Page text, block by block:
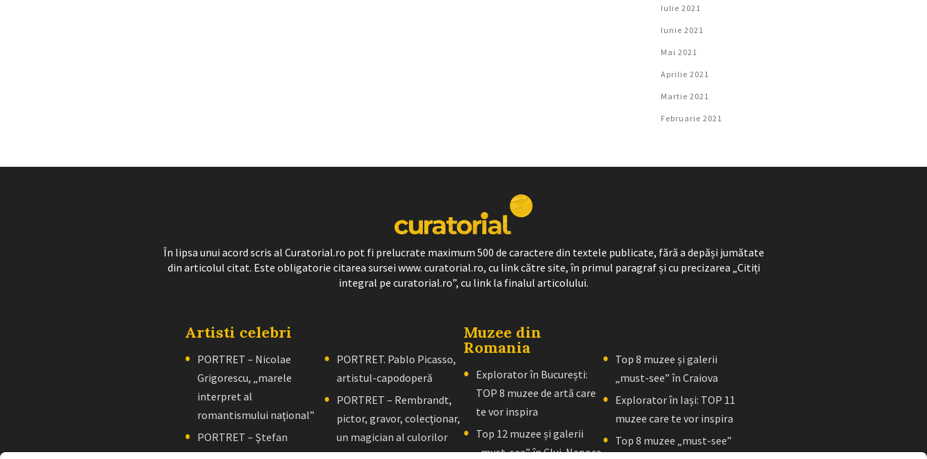
Iulie 2021
Iunie 2021
Mai 2021
Aprilie 2021
Martie 2021
Februarie 2021
În lipsa unui acord scris al Curatorial.ro pot fi prelucrate maximum 500 de caractere din textele publicate, fără a depăși jumătate
din articolul citat. Este obligatorie citarea sursei www. curatorial.ro, cu link către site, în primul paragraf și cu precizarea „Citiți
integral pe curatorial.ro”, cu link la finalul articolului.
Artisti celebri
PORTRET – Nicolae
Grigorescu, „marele
interpret al
romantismului naţional”
PORTRET – Ştefan
Luchian, „un zugrav”
PORTRET. Pablo Picasso,
artistul-capodoperă
PORTRET – Rembrandt,
pictor, gravor, colecţionar,
un magician al culorilor
Muzee din
Romania
Explorator în București:
TOP 8 muzee de artă care
te vor inspira
Top 12 muzee și galerii
„must-see” în Cluj-Napoca
Top 8 muzee și galerii
„must-see” în Craiova
Explorator în Iași: TOP 11
muzee care te vor inspira
Top 8 muzee „must-see”